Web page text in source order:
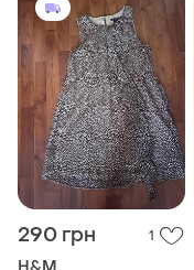
290 грн 1